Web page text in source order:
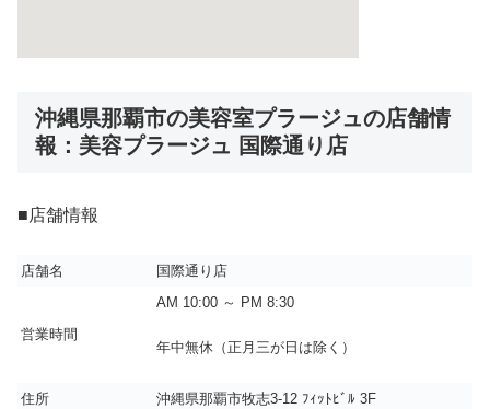
沖縄県那覇市の美容室プラージュの店舗情
報：美容プラージュ 国際通り店
■店舗情報
店舗名 国際通り店
営業時間
AM 10:00 ～ PM 8:30
年中無休（正月三が日は除く）
住所
沖縄県那覇市牧志3-12 ﾌｨｯﾄﾋﾞﾙ 3F